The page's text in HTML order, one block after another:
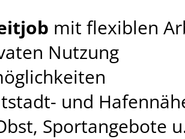
mit flexiblen
Nutzung
und
Sportangebote